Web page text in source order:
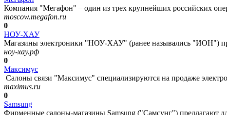
Компания "Мегафон" – один из трех крупнейших российских
moscow.megafon.ru
0
НОУ-ХАУ
Магазины электроники "НОУ-ХАУ" (ранее назывались "ИОН")
ноу-хау.рф
0
Максимус
Салоны связи "Максимус" специализируются на продаже
maximus.ru
0
Samsung
Фирменные салоны-магазины Samsung ("Самсунг") предлагают